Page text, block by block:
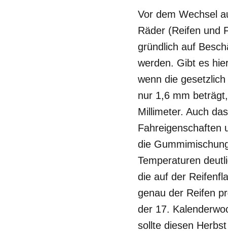
Vor dem Wechsel
Räder (Reifen und
gründlich auf
werden. Gibt es
wenn die
nur 1,6 mm
Millimeter. Auch
Fahreigenschaften
die
Temperaturen
die auf der
genau der Reifen
der 17.
sollte diesen